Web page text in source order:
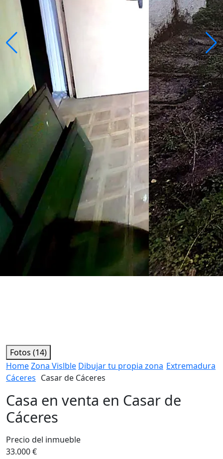
Fotos (14)
HomeZona Vislble Dibujar tu propia zona Extremadura
Cáceres Casar de Cáceres
Casa en venta en Casar de
Cáceres
Precio del inmueble
33.000 €